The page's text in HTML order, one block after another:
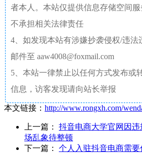
者本人。本站仅提供信息存储空间服
不承担相关法律责任
4、如发现本站有涉嫌抄袭侵权/违法
邮件至 aaw4008@foxmail.com
5、本站一律禁止以任何方式发布或
信息，访客发现请向站长举报
本文链接： http://www.rongxh.com/
上一篇： 抖音电商大学官网因
场乱象待整顿
下一篇： 个人入驻抖音电商需